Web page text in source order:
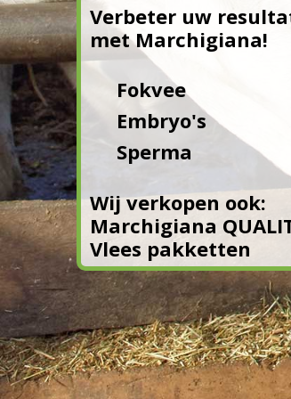
Verbeter uw
met Marchigiana!
Fokvee
Embryo's
Sperma
Wij verkopen ook:
Marchigiana
Vlees pakketten